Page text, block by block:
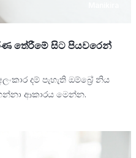
තේරීමේ සිට පියවරෙන්
දම් පැහැති ඔම්බ්‍රේ නිය
ආකාරය මෙන්න.